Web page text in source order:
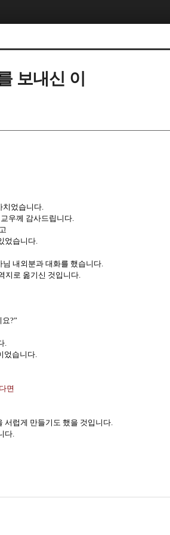
보내신 이
치었습니다.
우께 감사드립니다.
었습니다.
내외분과 대화를 했습니다.
지로 옮기신 것입니다.
요?”
.
었습니다.
면
서럽게 만들기도 했을 것입니다.
다.